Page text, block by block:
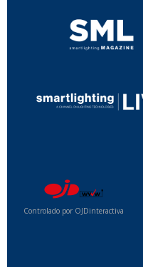
Controlado por OJDinteractiva